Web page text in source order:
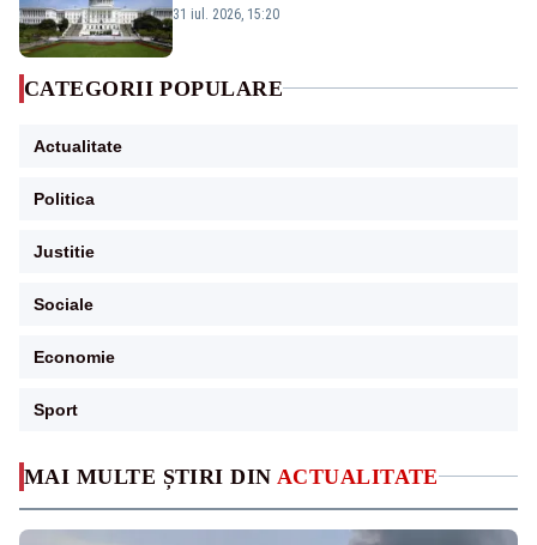
MAI MULTE ȘTIRI DIN ACTUALITATE
începând cu 8 august
31 iul. 2026, 15:20
CATEGORII POPULARE
Actualitate
Politica
Justitie
Sociale
Economie
Sport